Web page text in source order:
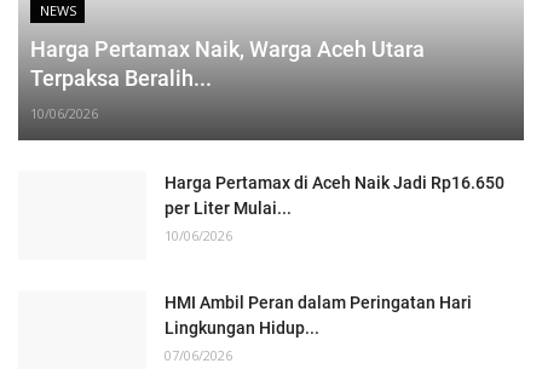
NEWS
Harga Pertamax Naik, Warga Aceh Utara
Terpaksa Beralih...
10/06/2026
Harga Pertamax di Aceh Naik Jadi Rp16.650
per Liter Mulai...
10/06/2026
HMI Ambil Peran dalam Peringatan Hari
Lingkungan Hidup...
07/06/2026